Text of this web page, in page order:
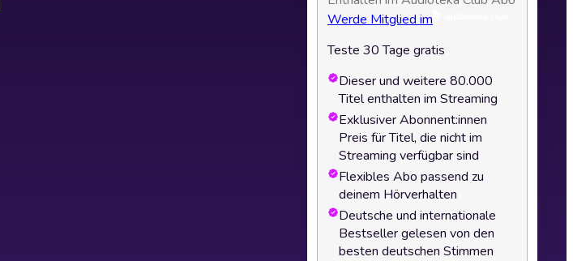
Werde Mitglied im
Teste 30 Tage gratis
Dieser und weitere 80.000
Titel enthalten im Streaming
Exklusiver Abonnent:innen
Preis für Titel, die nicht im
Streaming verfügbar sind
Flexibles Abo passend zu
deinem Hörverhalten
Deutsche und internationale
Bestseller gelesen von den
besten deutschen Stimmen